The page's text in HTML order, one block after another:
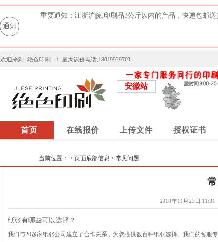
通知
重要通知；江浙沪皖.印刷品3公斤以内的产品，快递包邮
欢迎来到 绝色印刷 ！ 量大议价电话;18019929769
安徽站
首页 在线报价 上传文件 授权证书
当前位置： > 页面底部信息 > 常见问题
2018年11月23日 11:31
纸张有哪些可以选择？
我们与20多家纸张公司建立了合作关系，为您提供数百种纸张选择。我们的客